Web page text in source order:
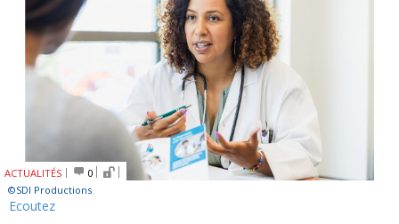
ACTUALITÉS
0
©SDI Productions
Ecoutez